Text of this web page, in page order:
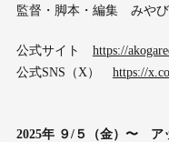
監督・脚本・編集 みやび
公式サイト https://
公式SNS（X） https://
2025年 ９/５（金）〜 ア